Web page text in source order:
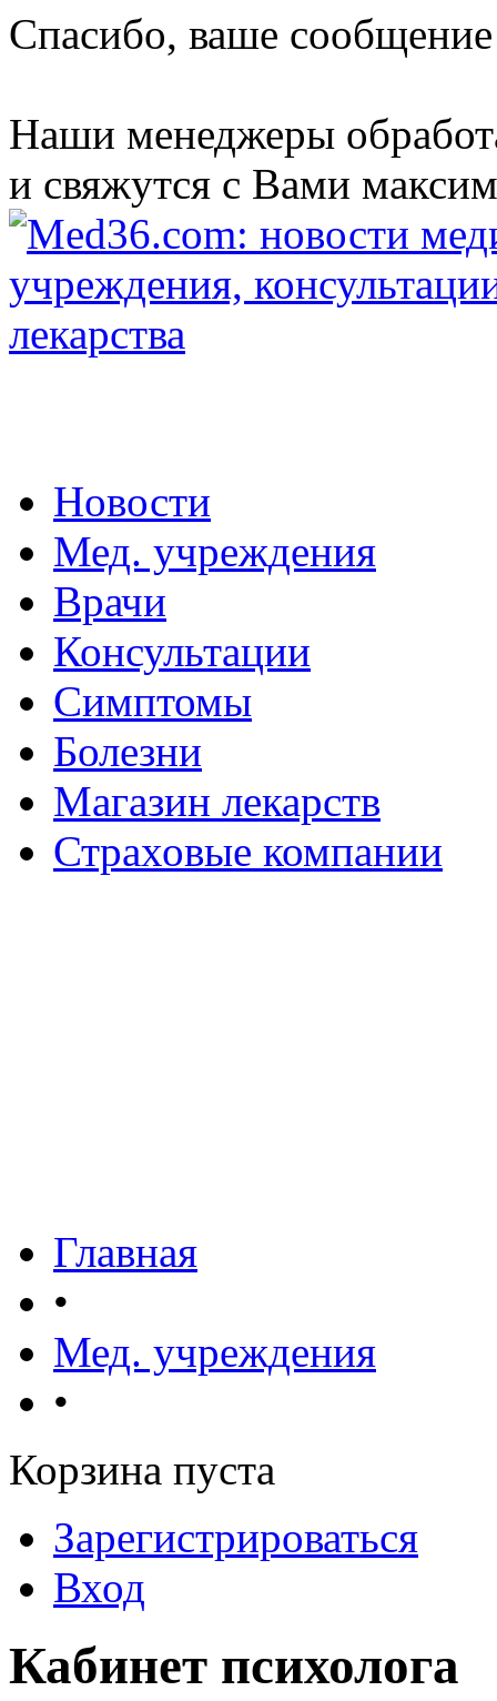
Спасибо, ваше
Наши менеджеры
и свяжутся с Вами
Новости
Мед. учреждения
Врачи
Консультации
Симптомы
Болезни
Магазин лекарств
Страховые компании
Главная
•
Мед. учреждения
•
Корзина пуста
Зарегистрироваться
Вход
Кабинет психолога